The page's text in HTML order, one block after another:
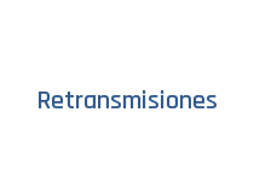
Retransmisiones